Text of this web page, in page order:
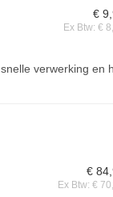
€
Ex Btw: €
verwerking en
€
Ex Btw: €